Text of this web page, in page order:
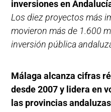
inversiones en
Los diez proyectos más
movieron más de 1.600
inversión pública
Málaga alcanza cifras
desde 2007 y lidera en
las provincias andaluzas